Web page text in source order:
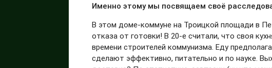
Именно этому мы посвящаем своё
В этом доме-коммуне на Троицкой площади в
отказа от готовки! В 20-е считали, что своя
времени строителей коммунизма. Еду
сделают эффективно, питательно и по науке.